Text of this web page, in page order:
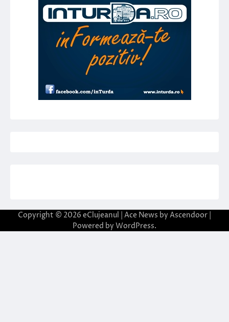
Copyright © 2026 eClujeanul | Ace News by Ascendoor
Powered by WordPress.